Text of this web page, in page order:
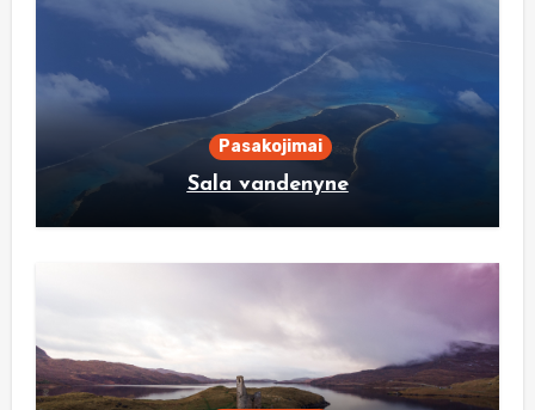
Pasakojimai
Sala vandenyne